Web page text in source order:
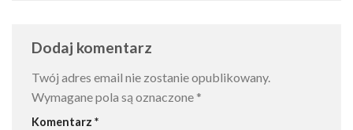
Dodaj komentarz
Twój adres email nie zostanie opublikowany.
Wymagane pola są oznaczone *
Komentarz *